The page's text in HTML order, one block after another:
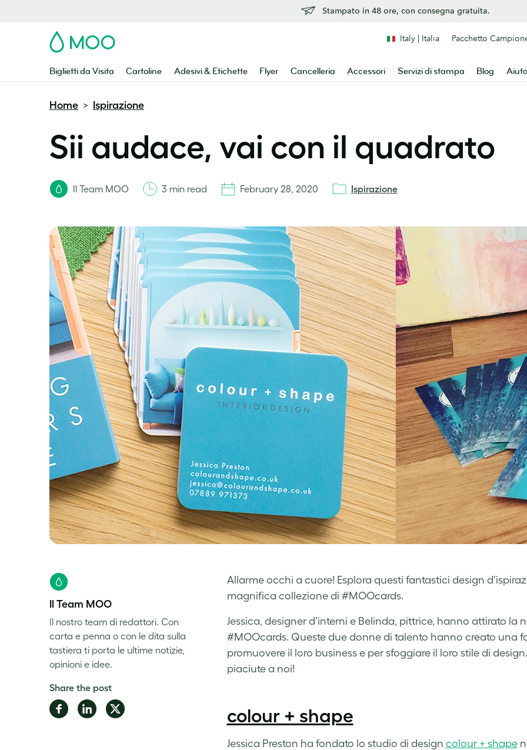
Stampato in 48 ore, con consegna gratuita.
MOO
Biglietti da Visita Cartoline Adesivi & Etichette Flyer Cancelleria Accessori Servizi di stampa Blog
Italy | Italia Pacchetto
Home > Ispirazione
Sii audace, vai con il quadrato
Il Team MOO 3 min read February 28, 2020 Ispirazione
Allarme occhi a cuore! Esplora questi fantastici design
magnifica collezione di #MOOcards.
Jessica, designer d’interni e Belinda, pittrice, hanno attirato
#MOOcards. Queste due donne di talento hanno creato una
promuovere il loro business e per sfoggiare il loro stile di
piaciute a noi!
colour + shape
Jessica Preston ha fondato lo studio di design colour + shape
Il Team MOO
Il nostro team di redattori. Con
carta e penna o con le dita sulla
tastiera ti porta le ultime notizie,
opinioni e idee.
Share the post
Share Share Share